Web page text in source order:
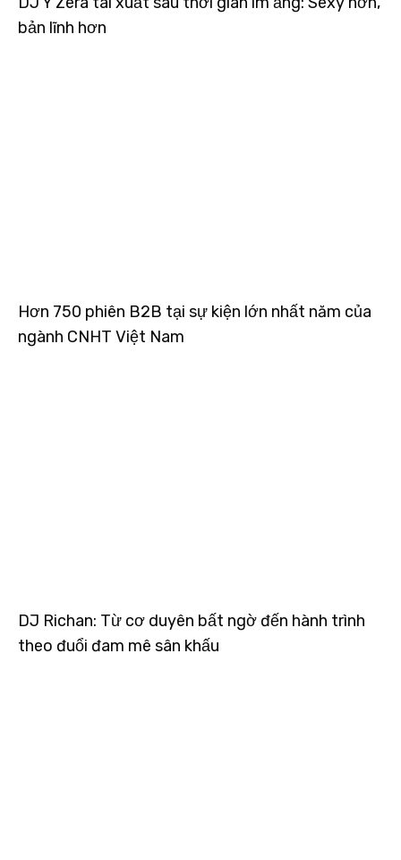
bản lĩnh hơn
Hơn 750 phiên B2B tại sự kiện lớn nhất năm của
ngành CNHT Việt Nam
DJ Richan: Từ cơ duyên bất ngờ đến hành trình
theo đuổi đam mê sân khấu